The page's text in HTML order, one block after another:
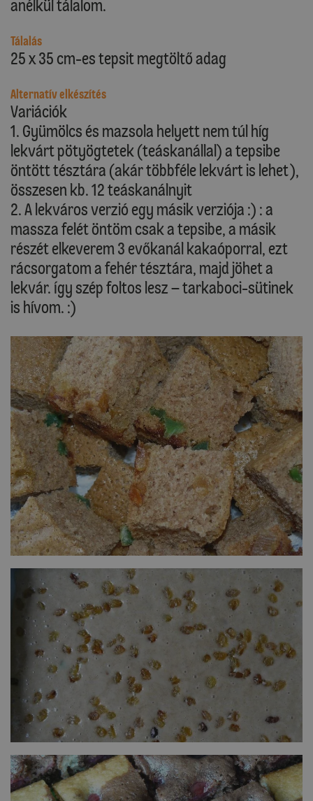
anélkül tálalom.
Tálalás
25 x 35 cm-es tepsit megtöltő adag
Alternatív elkészítés
Variációk
1. Gyümölcs és mazsola helyett nem túl híg
lekvárt pötyögtetek (teáskanállal) a tepsibe
öntött tésztára (akár többféle lekvárt is lehet),
összesen kb. 12 teáskanálnyit
2. A lekváros verzió egy másik verziója :) : a
massza felét öntöm csak a tepsibe, a másik
részét elkeverem 3 evőkanál kakaóporral, ezt
rácsorgatom a fehér tésztára, majd jöhet a
lekvár. Így szép foltos lesz – tarkaboci-sütinek
is hívom. :)